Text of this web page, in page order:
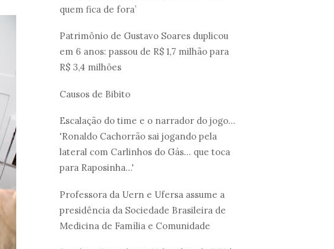
quem fica de fora’
Patrimônio de Gustavo Soares duplicou
em 6 anos: passou de R$ 1,7 milhão para
R$ 3,4 milhões
Causos de Bibito
Escalação do time e o narrador do jogo...
'Ronaldo Cachorrão sai jogando pela
lateral com Carlinhos do Gás... que toca
para Raposinha...'
Professora da Uern e Ufersa assume a
presidência da Sociedade Brasileira de
Medicina de Família e Comunidade